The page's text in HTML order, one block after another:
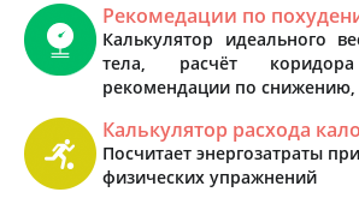
Рекомедации по
Калькулятор идеального
тела, расчёт коридора
рекомендации по снижению,
Калькулятор расхода
Посчитает энергозатраты
физических упражнений